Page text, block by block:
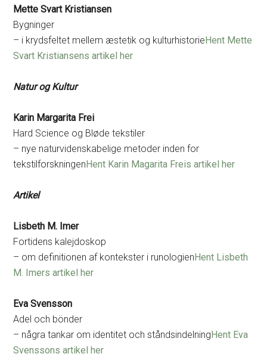
Mette Svart Kristiansen
Bygninger
– i krydsfeltet mellem æstetik og kulturhistorieHent Mette
Svart Kristiansens artikel her
Natur og Kultur
Karin Margarita Frei
Hard Science og Bløde tekstiler
– nye naturvidenskabelige metoder inden for
tekstilforskningenHent Karin Magarita Freis artikel her
Artikel
Lisbeth M. Imer
Fortidens kalejdoskop
– om definitionen af kontekster i runologienHent Lisbeth
M. Imers artikel her
Eva Svensson
Adel och bönder
– några tankar om identitet och ståndsindelningHent Eva
Svenssons artikel her